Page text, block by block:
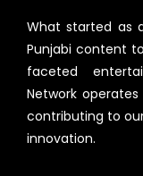
What started as
Punjabi content
faceted
Network
contributing to
innovation.